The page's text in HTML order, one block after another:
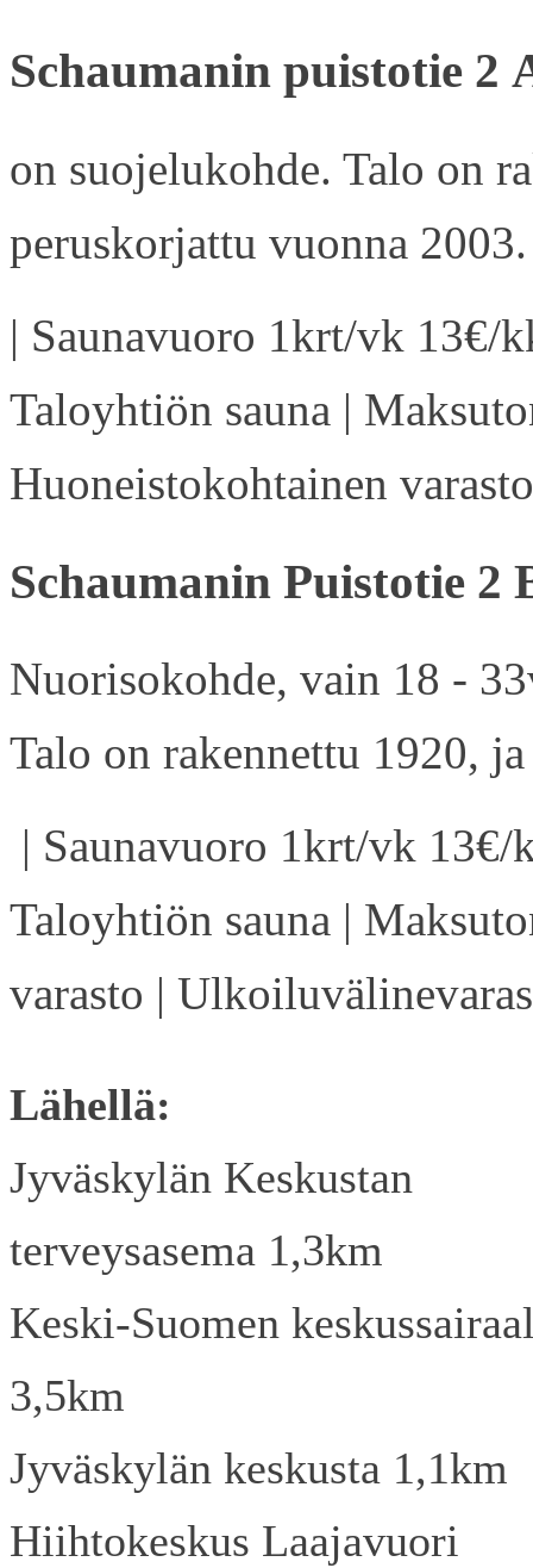
Schaumanin puistotie 2
on suojelukohde. Talo on
peruskorjattu vuonna 2003.
| Saunavuoro 1krt/vk 13€/
Taloyhtiön sauna |
Huoneistokohtainen
Schaumanin Puistotie 2
Nuorisokohde, vain 18 -
Talo on rakennettu 1920,
| Saunavuoro 1krt/vk
Taloyhtiön sauna |
varasto |
Lähellä:
Jyväskylän Keskustan
terveysasema 1,3km
Keski-Suomen
3,5km
Jyväskylän keskusta 1,1km
Hiihtokeskus Laajavuori